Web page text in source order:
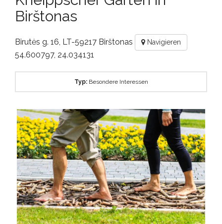
Birštonas
Birutės g. 16, LT-59217 Birštonas Navigieren
54.600797, 24.034131
Typ: Besondere Interessen